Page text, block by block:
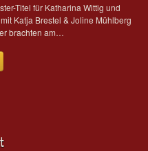
Titel für Katharina Wittig und
Katja Brestel & Joline Mühlberg
brachten am…